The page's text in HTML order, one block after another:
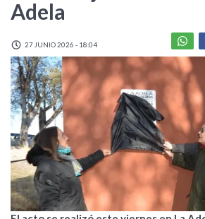
Adela
27 JUNIO 2026 - 18:04